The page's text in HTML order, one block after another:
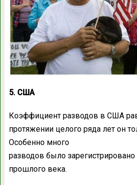
5. США
Коэффициент разводов в США
протяжении целого ряда лет он
Особенно много
разводов было зарегистрировано
прошлого века.